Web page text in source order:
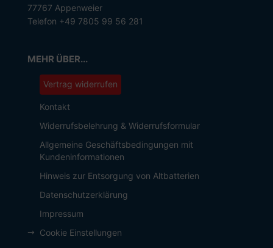
77767 Appenweier
Telefon +49 7805 99 56 281
MEHR ÜBER...
Vertrag widerrufen
Kontakt
Widerrufsbelehrung & Widerrufsformular
Allgemeine Geschäftsbedingungen mit
Kundeninformationen
Hinweis zur Entsorgung von Altbatterien
Datenschutzerklärung
Impressum
Cookie Einstellungen